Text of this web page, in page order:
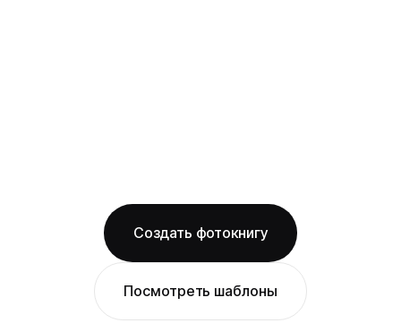
Создать фотокнигу
Посмотреть шаблоны